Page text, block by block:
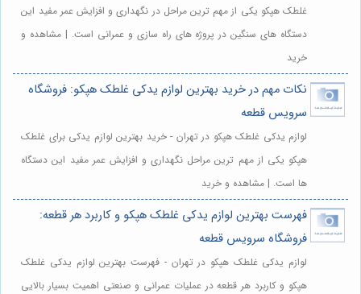
غلطک هپکو یکی از مهم ترین مراحل در نگهداری و افزایش عمر مفید این
دستگاه های سنگین در پروژه های راه سازی و عمرانی است. | مشاهده و
خرید
نکات مهم در خرید بهترین لوازم یدکی غلطک هپکو: فروشگاه
سرویس قطعه
لوازم یدکی غلطک هپکو در تهران - خرید بهترین لوازم یدکی برای غلطک
هپکو یکی از مهم ترین مراحل نگهداری و افزایش عمر مفید این دستگاه
ها است. | مشاهده و خرید
فهرست بهترین لوازم یدکی غلطک هپکو و کاربرد هر قطعه:
فروشگاه سرویس قطعه
لوازم یدکی غلطک هپکو در تهران - فهرست بهترین لوازم یدکی غلطک
هپکو و کاربرد هر قطعه در عملیات عمرانی و صنعتی اهمیت بسیار بالایی